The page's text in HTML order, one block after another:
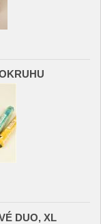
DUO, XL